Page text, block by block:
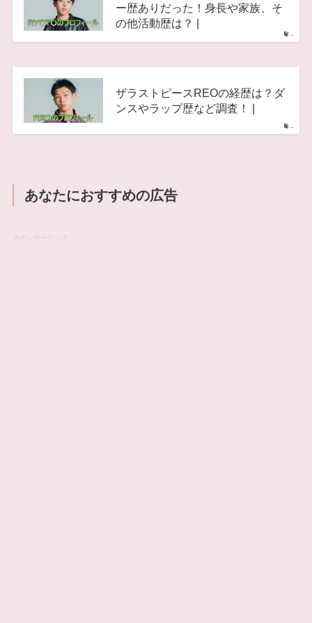
–
ー歴ありだった！身長や家族、そ
の他活動歴は？ |
–
ザラストピースREOの経歴は？ダ
ンスやラップ歴など調査！ |
あなたにおすすめの広告
スポンサーリンク